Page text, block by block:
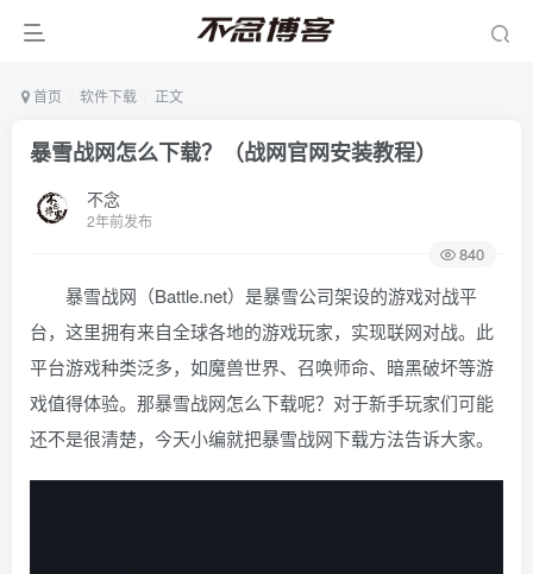
首页 软件下载 正文
暴雪战网怎么下载？（战网官网安装教程）
不念
2年前发布
840
暴雪战网（Battle.net）是暴雪公司架设的游戏对战平
台，这里拥有来自全球各地的游戏玩家，实现联网对战。此
平台游戏种类泛多，如魔兽世界、召唤师命、暗黑破坏等游
戏值得体验。那暴雪战网怎么下载呢？对于新手玩家们可能
还不是很清楚，今天小编就把暴雪战网下载方法告诉大家。